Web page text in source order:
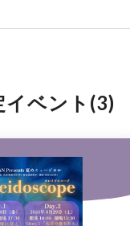
イベント(3)